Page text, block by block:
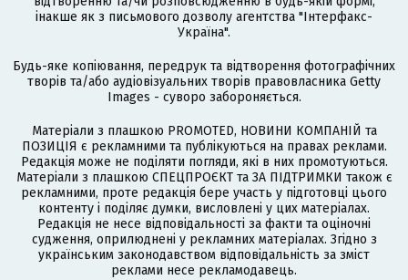
інакше як з письмового дозволу агентства "Інтерфакс-
Україна".
Будь-яке копіювання, передрук та відтворення фотографічних
творів та/або аудіовізуальних творів правовласника Getty
Images - суворо забороняється.
Матеріали з плашкою PROMOTED, НОВИНИ КОМПАНІЙ та
ПОЗИЦІЯ є рекламними та публікуються на правах реклами.
Редакція може не поділяти погляди, які в них промотуються.
Матеріали з плашкою СПЕЦПРОЄКТ та ЗА ПІДТРИМКИ також є
рекламними, проте редакція бере участь у підготовці цього
контенту і поділяє думки, висловлені у цих матеріалах.
Редакція не несе відповідальності за факти та оціночні
судження, оприлюднені у рекламних матеріалах. Згідно з
українським законодавством відповідальність за зміст
реклами несе рекламодавець.